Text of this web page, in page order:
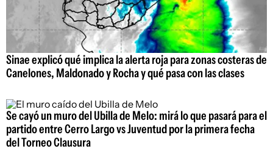
Sinae explicó qué implica la alerta roja para zonas costeras de
Canelones, Maldonado y Rocha y qué pasa con las clases
Se cayó un muro del Ubilla de Melo: mirá lo que pasará para el
partido entre Cerro Largo vs Juventud por la primera fecha
del Torneo Clausura